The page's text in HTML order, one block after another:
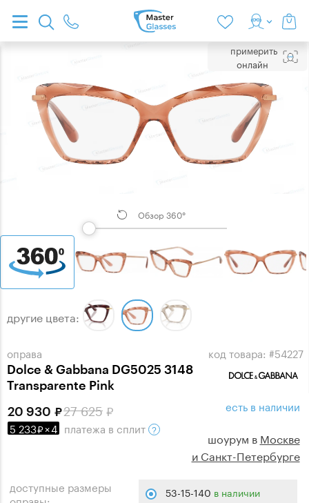
примерить
онлайн
Обзор 360°
оправа
Dolce & Gabbana DG5025 3148
Transparente Pink
код товара: #54227
другие цвета:
27 625
20 930
5 233 ×4 платежа в сплит
есть в наличии
шоурум в Москве
и Санкт-Петербурге
доступные размеры
53-15-140 в наличии